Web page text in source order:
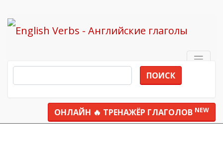
ПОИСК
ОНЛАЙН 🔥 ТРЕНАЖЁР ГЛАГОЛОВ NEW